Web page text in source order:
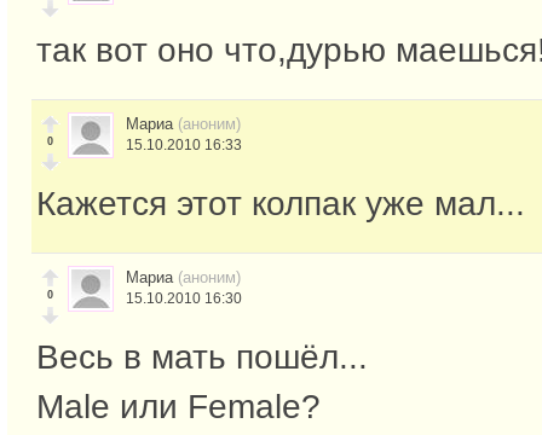
так вот оно что,дурью
0
Мариа (аноним)
15.10.2010 16:33
Кажется этот колпак уже мал...
0
Мариа (аноним)
15.10.2010 16:30
Весь в мать пошёл...
Male или Female?